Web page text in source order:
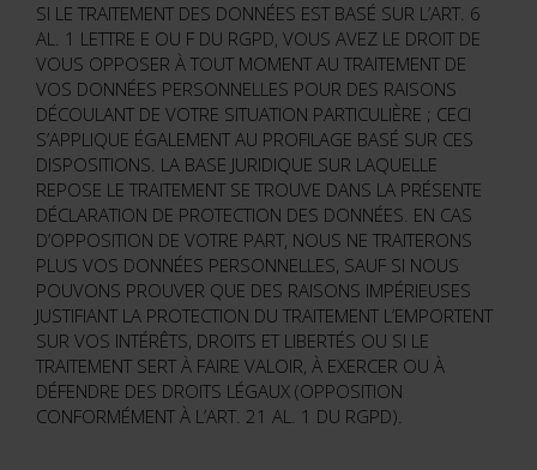
SI LE TRAITEMENT DES DONNÉES EST BASÉ SUR L’ART. 6
AL. 1 LETTRE E OU F DU RGPD, VOUS AVEZ LE DROIT DE
VOUS OPPOSER À TOUT MOMENT AU TRAITEMENT DE
VOS DONNÉES PERSONNELLES POUR DES RAISONS
DÉCOULANT DE VOTRE SITUATION PARTICULIÈRE ; CECI
S’APPLIQUE ÉGALEMENT AU PROFILAGE BASÉ SUR CES
DISPOSITIONS. LA BASE JURIDIQUE SUR LAQUELLE
REPOSE LE TRAITEMENT SE TROUVE DANS LA PRÉSENTE
DÉCLARATION DE PROTECTION DES DONNÉES. EN CAS
D’OPPOSITION DE VOTRE PART, NOUS NE TRAITERONS
PLUS VOS DONNÉES PERSONNELLES, SAUF SI NOUS
POUVONS PROUVER QUE DES RAISONS IMPÉRIEUSES
JUSTIFIANT LA PROTECTION DU TRAITEMENT L’EMPORTENT
SUR VOS INTÉRÊTS, DROITS ET LIBERTÉS OU SI LE
TRAITEMENT SERT À FAIRE VALOIR, À EXERCER OU À
DÉFENDRE DES DROITS LÉGAUX (OPPOSITION
CONFORMÉMENT À L’ART. 21 AL. 1 DU RGPD).